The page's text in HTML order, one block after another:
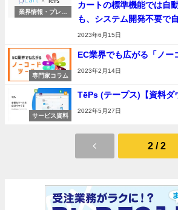
業界情報・プレス
カートの標準機能では自
も、システム開発不要で
2023年6月15日
専門家コラム
EC業界でも広がる「ノー
2023年2月14日
サービス資料
TēPs (テープス)【資料ダ
2022年5月27日
2 / 2